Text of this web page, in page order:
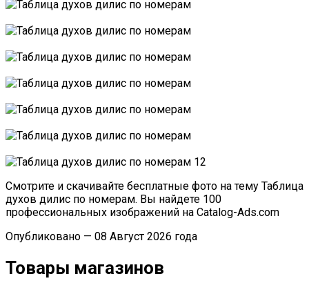
Смотрите и скачивайте бесплатные фото на тему Таблица
духов дилис по номерам. Вы найдете 100
профессиональных изображений на Catalog-Ads.com
Опубликовано — 08 Август 2026 года
Товары магазинов